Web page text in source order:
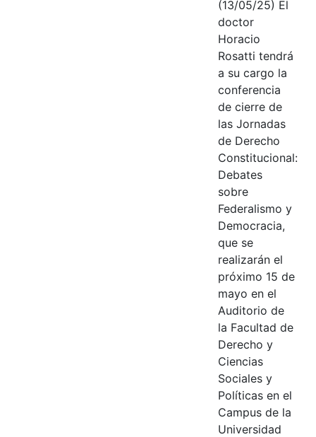
(13/05/25) El
doctor
Horacio
Rosatti tendrá
a su cargo la
conferencia
de cierre de
las Jornadas
de Derecho
Constitucional:
Debates
sobre
Federalismo y
Democracia,
que se
realizarán el
próximo 15 de
mayo en el
Auditorio de
la Facultad de
Derecho y
Ciencias
Sociales y
Políticas en el
Campus de la
Universidad